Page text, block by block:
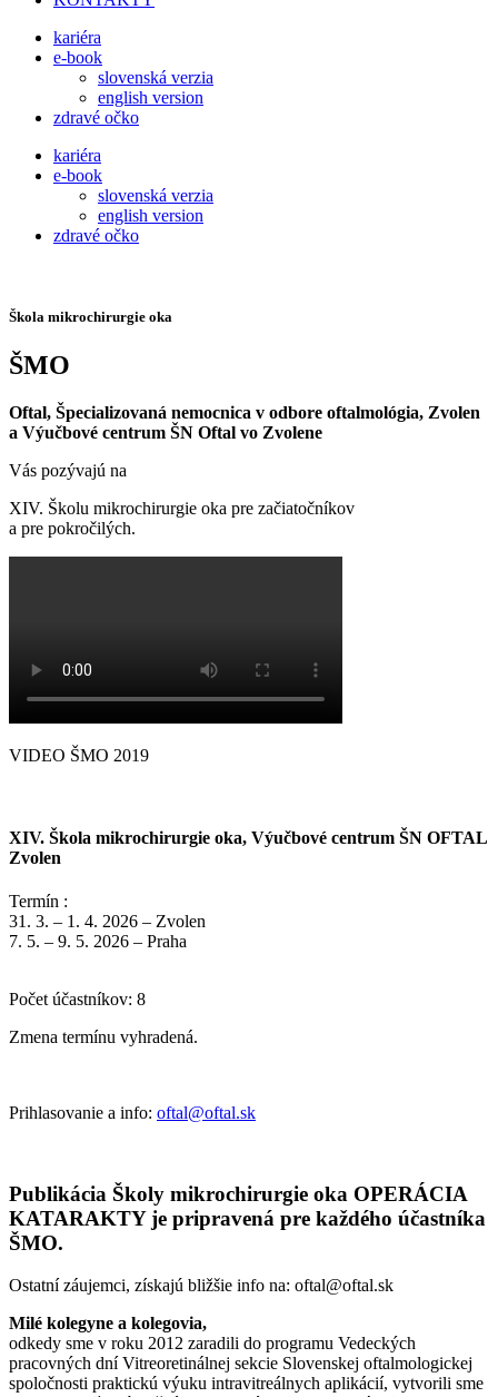
kariéra
e-book
slovenská verzia
english version
zdravé očko
kariéra
e-book
slovenská verzia
english version
zdravé očko
Škola mikrochirurgie oka
ŠMO
Oftal, Špecializovaná nemocnica v odbore oftalmológia, Zvolen
a Výučbové centrum ŠN Oftal vo Zvolene
Vás pozývajú na
XIV. Školu mikrochirurgie oka pre začiatočníkov
a pre pokročilých.
VIDEO ŠMO 2019
XIV. Škola mikrochirurgie oka, Výučbové centrum ŠN OFTAL
Zvolen
Termín :
31. 3. – 1. 4. 2026 – Zvolen
7. 5. – 9. 5. 2026 – Praha
Počet účastníkov: 8
Zmena termínu vyhradená.
Prihlasovanie a info: oftal@oftal.sk
Publikácia Školy mikrochirurgie oka OPERÁCIA
KATARAKTY je pripravená pre každého účastníka
ŠMO.
Ostatní záujemci, získajú bližšie info na: oftal@oftal.sk
Milé kolegyne a kolegovia,
odkedy sme v roku 2012 zaradili do programu Vedeckých
pracovných dní Vitreoretinálnej sekcie Slovenskej oftalmologickej
spoločnosti praktickú výuku intravitreálnych aplikácií, vytvorili sme